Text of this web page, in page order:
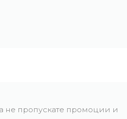
не пропускате промоции и